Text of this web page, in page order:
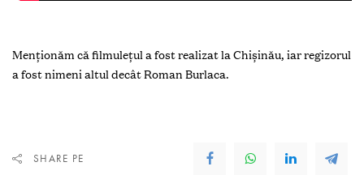
Menționăm că filmulețul a fost realizat la Chișinău, iar regizorul
a fost nimeni altul decât Roman Burlaca.
SHARE PE